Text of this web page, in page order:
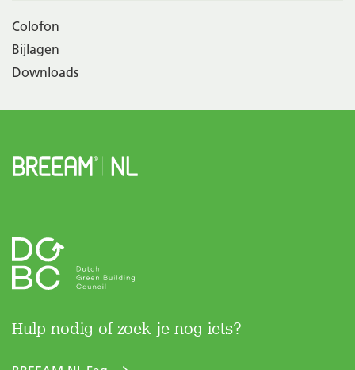
Colofon
Bijlagen
Downloads
Hulp nodig of zoek je nog iets?